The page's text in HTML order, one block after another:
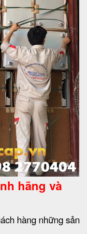
hãng và
hàng những sản